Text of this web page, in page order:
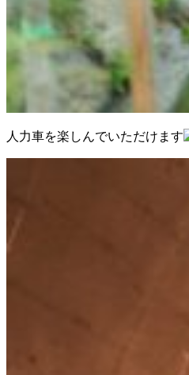
人力車を楽しんでいただけます